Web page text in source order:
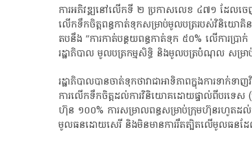
ការ​អភិវឌ្ឍ​នៅ​លើក​ទី​ ២​ ប្រកាស​លេខ​ ៤៧១​ ដែល​ចេញ​
លើកទឹកចិត្ត​ពន្ធ​កាត់​ទុក​សម្រាប់​មូល​ប​ត្រ​របស់​វិនិយោគិន​
តប​នឹង​ “​ការ​កាត់​បន្ថយពន្ធ​កាត់​ទុក​ ៥០%​ លើ​ការ​ប្
រដ្ឋាភិបាល​ មូល​ប​ត្រ​កម្មសិទ្ធិ​ និង​មូល​ប​ត្រ​បំណុល​ សម្រា
រដ្ឋាភិបាល​បាន​ចាត់​ទុក​ថា​វា​ជា​អាទិភាព​ក្នុង​ការ​ទ
ការ​លើកទឹកចិត្ត​ដល់​ការ​វិនិយោគ​ដោយ​ផ្ទាល់​ពី​បរទេស​
ហ៊ុន​ ១០០%​ ការ​សម្រាល​ពន្ធ​សម្រាប់​ក្រុមហ៊ុន​រហូត​ដល់​
មូលធន​ដោយ​សេរី​ និង​មិន​មានការ​រឹតត្បិត​លើ​មូលធន​ដ